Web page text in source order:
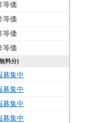
等価
等価
等価
等価
料分)
募集中
募集中
募集中
募集中